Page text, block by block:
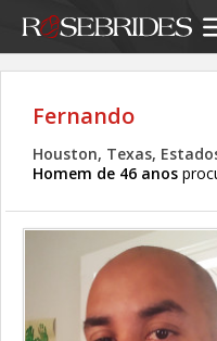
Fernando
Houston, Texas,
Homem de 46 anos